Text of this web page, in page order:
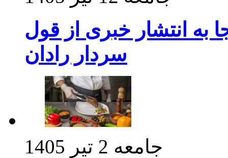
به انتشار خبری از قول
سردار رادان
جامعه 2 تیر 1405